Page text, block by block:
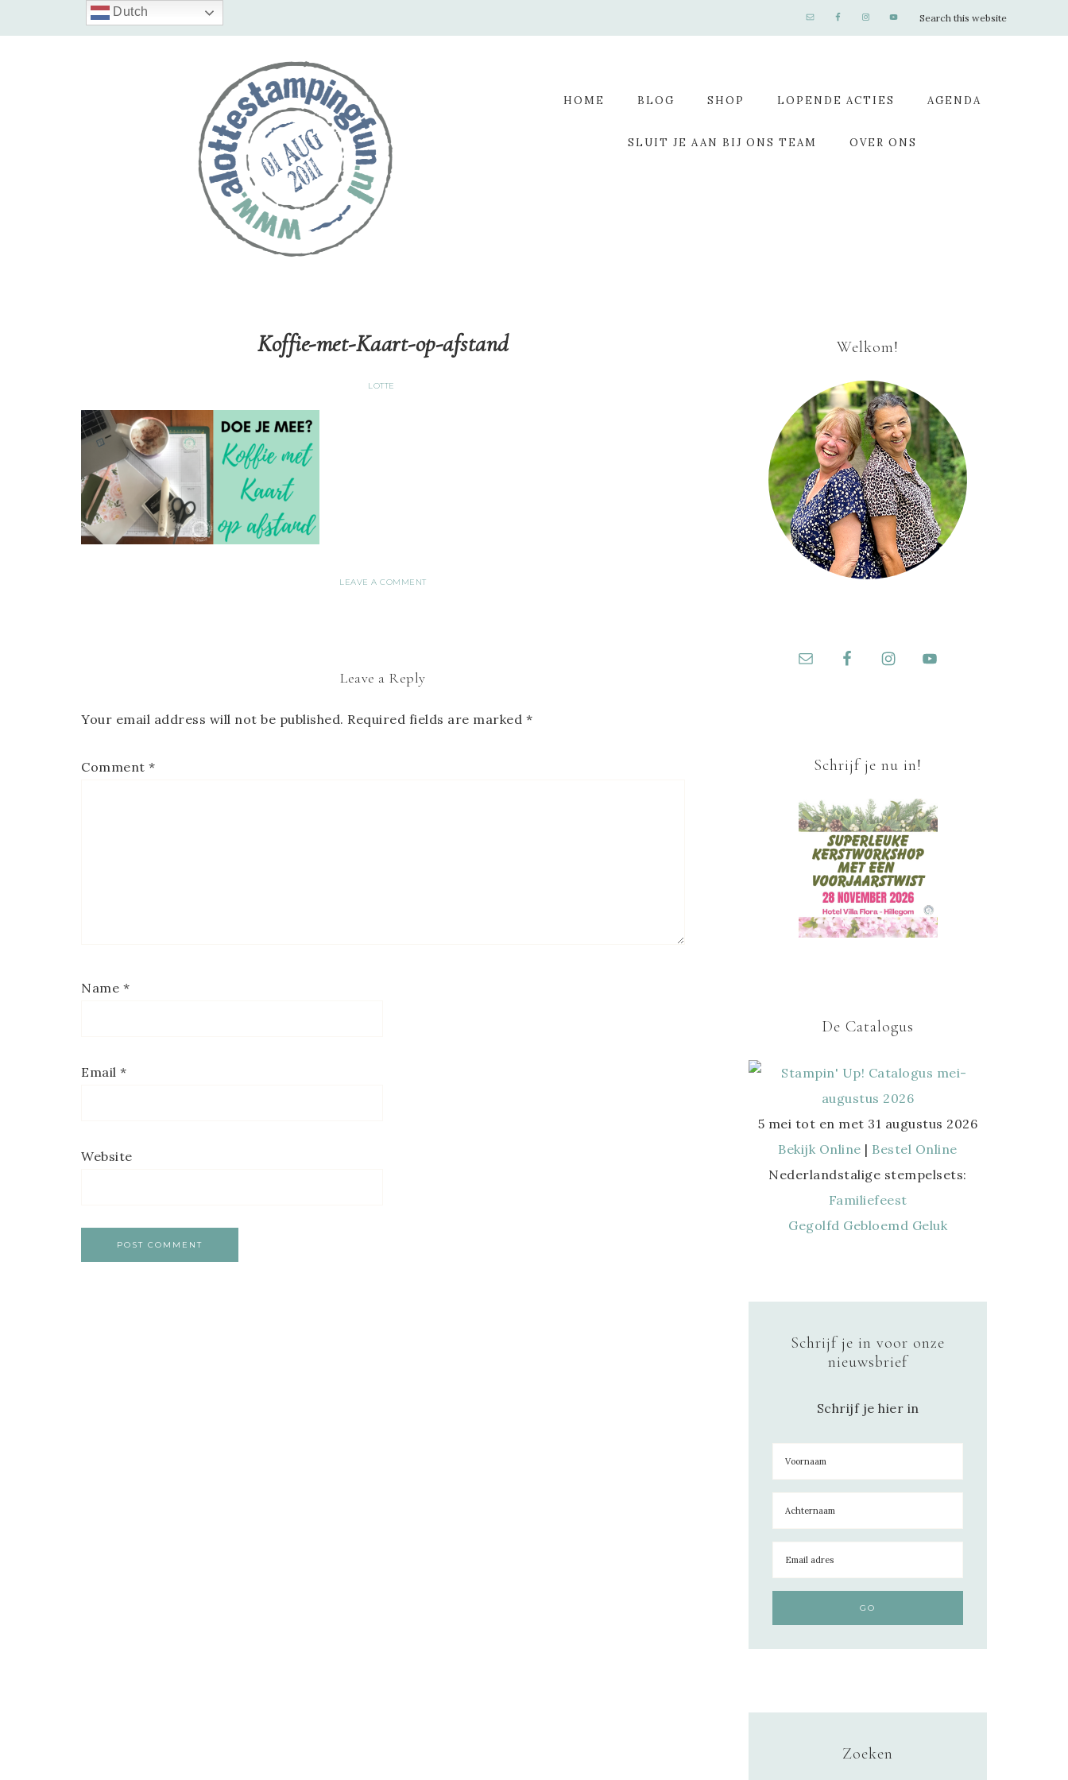
HOME BLOG SHOP LOPENDE ACTIES AGENDA
SLUIT JE AAN BIJ ONS TEAM OVER ONS
Koffie-met-Kaart-op-afstand
LOTTE
LEAVE A COMMENT
Leave a Reply
Your email address will not be published. Required fields are marked *
Comment *
Name *
Email *
Website
Welkom!
Schrijf je nu in!
De Catalogus
5 mei tot en met 31 augustus 2026
Bekijk Online | Bestel Online
Nederlandstalige stempelsets:
Familiefeest
Gegolfd Gebloemd Geluk
Schrijf je in voor onze
nieuwsbrief
Schrijf je hier in
Zoeken
Dutch